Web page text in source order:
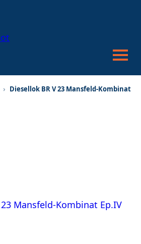
oder
› Diesellok BR V 23 Mansfeld-Kombinat